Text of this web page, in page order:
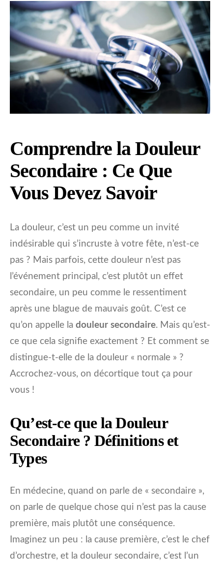
Comprendre la Douleur
Secondaire : Ce Que
Vous Devez Savoir
La douleur, c’est un peu comme un invité
indésirable qui s’incruste à votre fête, n’est-ce
pas ? Mais parfois, cette douleur n’est pas
l’événement principal, c’est plutôt un effet
secondaire, un peu comme le ressentiment
après une blague de mauvais goût. C’est ce
qu’on appelle la douleur secondaire. Mais qu’est-
ce que cela signifie exactement ? Et comment se
distingue-t-elle de la douleur « normale » ?
Accrochez-vous, on décortique tout ça pour
vous !
Qu’est-ce que la Douleur
Secondaire ? Définitions et
Types
En médecine, quand on parle de « secondaire »,
on parle de quelque chose qui n’est pas la cause
première, mais plutôt une conséquence.
Imaginez un peu : la cause première, c’est le chef
d’orchestre, et la douleur secondaire, c’est l’un